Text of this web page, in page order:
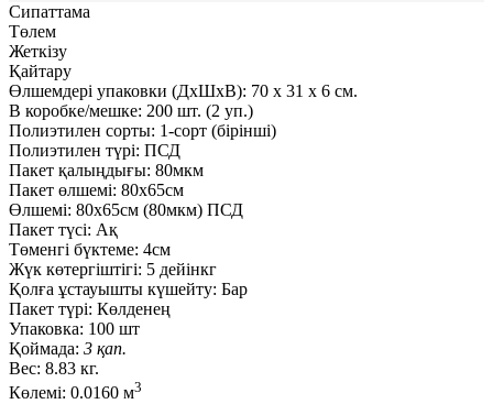
Сипаттама
Төлем
Жеткізу
Қайтару
Өлшемдері упаковки (ДxШxВ): 70 x 31 x 6 см.
В коробке/мешке: 200 шт. (2 уп.)
Полиэтилен сорты: 1-сорт (бірінші)
Полиэтилен түрі: ПСД
Пакет қалыңдығы: 80мкм
Пакет өлшемі: 80x65см
Өлшемі: 80x65см (80мкм) ПСД
Пакет түсі: Ақ
Төменгі бүктеме: 4см
Жүк көтергіштігі: 5 дейінкг
Қолға ұстауышты күшейту: Бар
Пакет түрі: Көлденең
Упаковка: 100 шт
Қоймада: 3 қап.
Вес: 8.83 кг.
Көлемі: 0.0160 м3